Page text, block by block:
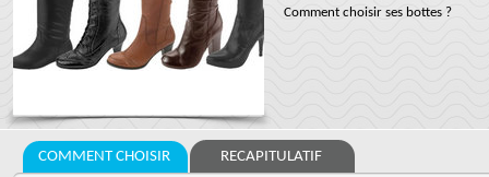
Comment choisir ses bottes ?
COMMENT CHOISIR RECAPITULATIF